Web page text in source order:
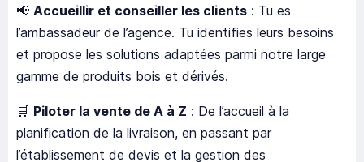
📢 Accueillir et conseiller les clients : Tu es
l’ambassadeur de l’agence. Tu identifies leurs besoins
et propose les solutions adaptées parmi notre large
gamme de produits bois et dérivés.
🛒 Piloter la vente de A à Z : De l’accueil à la
planification de la livraison, en passant par
l’établissement de devis et la gestion des